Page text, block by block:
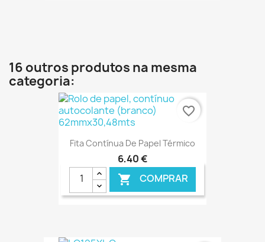
16 outros produtos na mesma
categoria:
Fita Contínua De Papel Térmico
6,40 €
 COMPRAR
favorite_border